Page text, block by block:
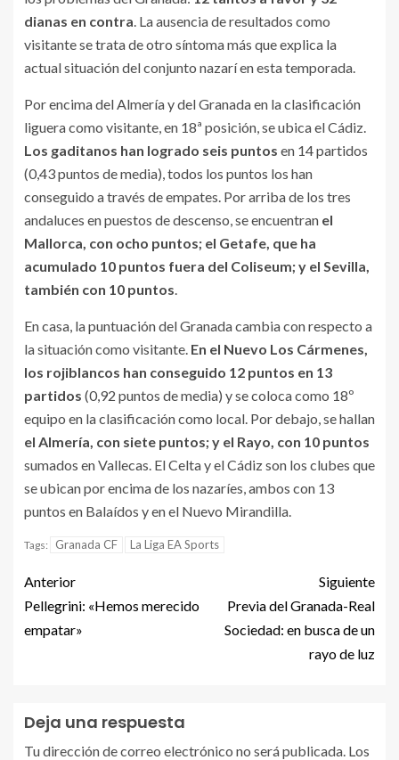
dianas en contra. La ausencia de resultados como
visitante se trata de otro síntoma más que explica la
actual situación del conjunto nazarí en esta temporada.
Por encima del Almería y del Granada en la clasificación
liguera como visitante, en 18ª posición, se ubica el Cádiz.
Los gaditanos han logrado seis puntos en 14 partidos
(0,43 puntos de media), todos los puntos los han
conseguido a través de empates. Por arriba de los tres
andaluces en puestos de descenso, se encuentran el
Mallorca, con ocho puntos; el Getafe, que ha
acumulado 10 puntos fuera del Coliseum; y el Sevilla,
también con 10 puntos.
En casa, la puntuación del Granada cambia con respecto a
la situación como visitante. En el Nuevo Los Cármenes,
los rojiblancos han conseguido 12 puntos en 13
partidos (0,92 puntos de media) y se coloca como 18º
equipo en la clasificación como local. Por debajo, se hallan
el Almería, con siete puntos; y el Rayo, con 10 puntos
sumados en Vallecas. El Celta y el Cádiz son los clubes que
se ubican por encima de los nazaríes, ambos con 13
puntos en Balaídos y en el Nuevo Mirandilla.
Tags: Granada CF La Liga EA Sports
Anterior
Pellegrini: «Hemos merecido
empatar»
Siguiente
Previa del Granada-Real
Sociedad: en busca de un
rayo de luz
Deja una respuesta
Tu dirección de correo electrónico no será publicada. Los